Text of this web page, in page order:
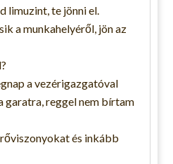
limuzint, te jönni el.
a munkahelyéről, jön az
a vezérigazgatóval
reggel nem bírtam
és inkább